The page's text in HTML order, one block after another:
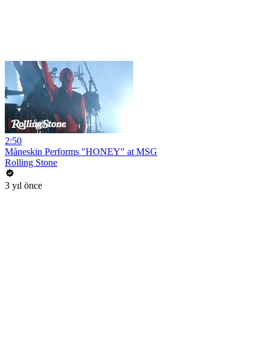
2:50
Måneskin Performs "HONEY" at MSG
Rolling Stone
3 yıl önce